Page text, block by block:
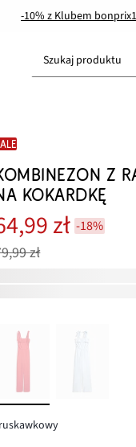
-10% z Klubem bonprix
Szukaj produktu
Z
KOKARDKĘ
zł -18%
zł